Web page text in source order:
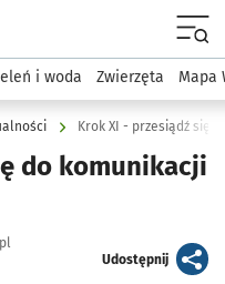
Środowisko we
i woda Zwierzęta Mapa
Krok XI - przesiądź się
do komunikacji
Udostępnijartykuł